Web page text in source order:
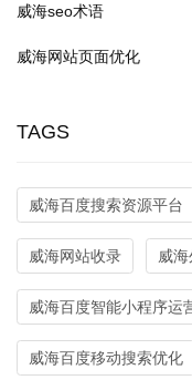
威海seo术语
威海网站页面优化
TAGS
威海百度搜索资源平台
威海网站收录 威
威海百度智能小程序运
威海百度移动搜索优化